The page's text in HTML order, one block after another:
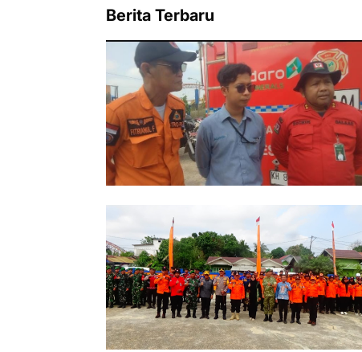
Berita Terbaru